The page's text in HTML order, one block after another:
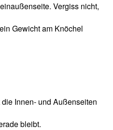
Vergiss nicht,
Gewicht am Knöchel
die Innen- und Außenseiten
bleibt.